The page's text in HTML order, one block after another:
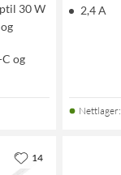
30 W
og
2,4 A
Nettlager:
14